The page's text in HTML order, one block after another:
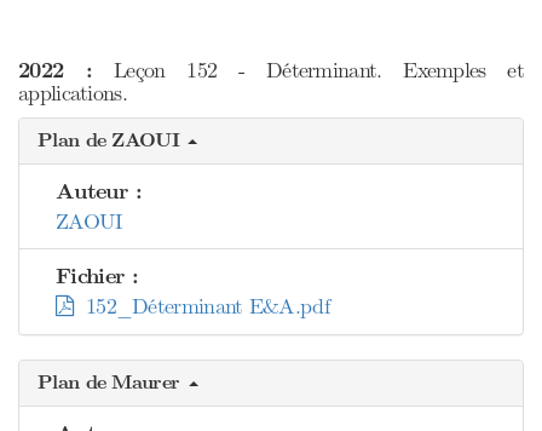
2022 : Leçon 152 - Déterminant. Exemples et
applications.
Plan de ZAOUI
Auteur :
ZAOUI
Fichier :
152_Déterminant E&A.pdf
Plan de Maurer